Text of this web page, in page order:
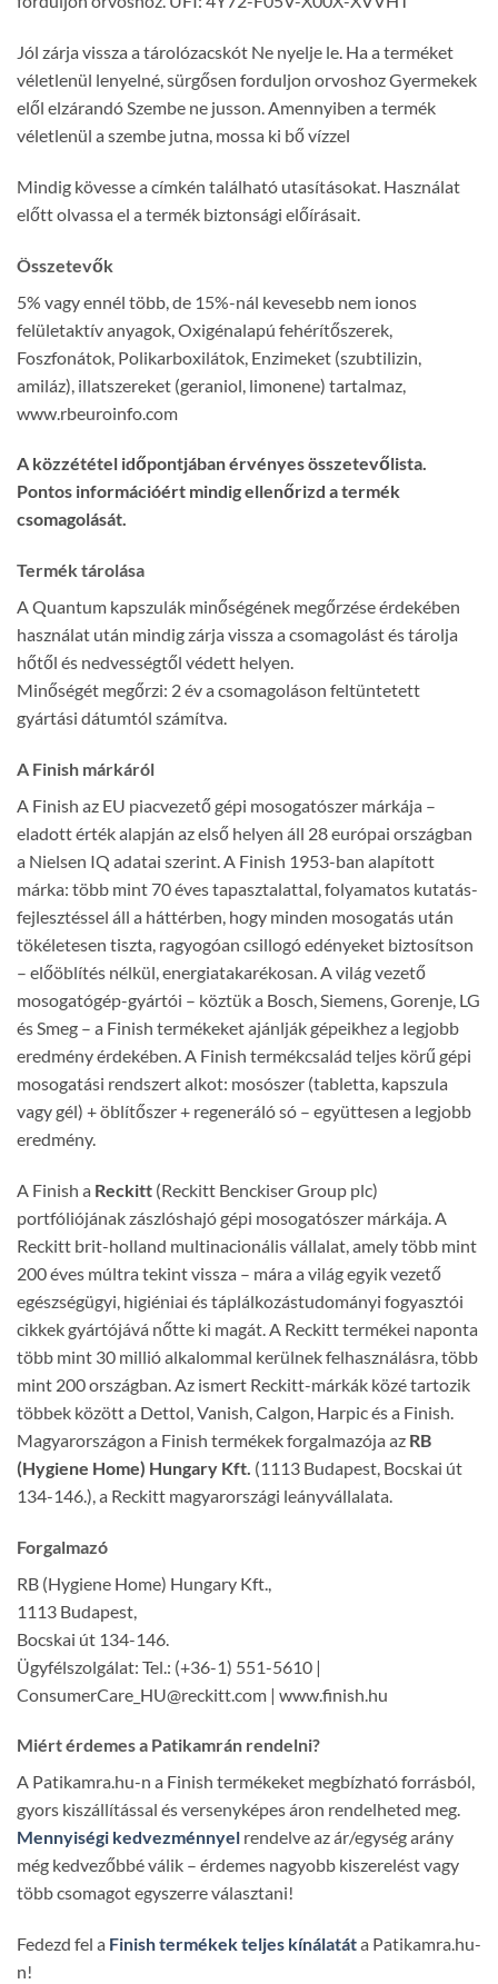
Jól zárja vissza a tárolózacskót Ne nyelje le. Ha a terméket
véletlenül lenyelné, sürgősen forduljon orvoshoz Gyermekek
elől elzárandó Szembe ne jusson. Amennyiben a termék
véletlenül a szembe jutna, mossa ki bő vízzel
Mindig kövesse a címkén található utasításokat. Használat
előtt olvassa el a termék biztonsági előírásait.
Összetevők
5% vagy ennél több, de 15%-nál kevesebb nem ionos
felületaktív anyagok, Oxigénalapú fehérítőszerek,
Foszfonátok, Polikarboxilátok, Enzimeket (szubtilizin,
amiláz), illatszereket (geraniol, limonene) tartalmaz,
www.rbeuroinfo.com
A közzététel időpontjában érvényes összetevőlista.
Pontos információért mindig ellenőrizd a termék
csomagolását.
Termék tárolása
A Quantum kapszulák minőségének megőrzése érdekében
használat után mindig zárja vissza a csomagolást és tárolja
hőtől és nedvességtől védett helyen.
Minőségét megőrzi: 2 év a csomagoláson feltüntetett
gyártási dátumtól számítva.
A Finish márkáról
A Finish az EU piacvezető gépi mosogatószer márkája –
eladott érték alapján az első helyen áll 28 európai országban
a Nielsen IQ adatai szerint. A Finish 1953-ban alapított
márka: több mint 70 éves tapasztalattal, folyamatos kutatás-
fejlesztéssel áll a háttérben, hogy minden mosogatás után
tökéletesen tiszta, ragyogóan csillogó edényeket biztosítson
– előöblítés nélkül, energiatakarékosan. A világ vezető
mosogatógép-gyártói – köztük a Bosch, Siemens, Gorenje, LG
és Smeg – a Finish termékeket ajánlják gépeikhez a legjobb
eredmény érdekében. A Finish termékcsalád teljes körű gépi
mosogatási rendszert alkot: mosószer (tabletta, kapszula
vagy gél) + öblítőszer + regeneráló só – együttesen a legjobb
eredmény.
A Finish a Reckitt (Reckitt Benckiser Group plc)
portfóliójának zászlóshajó gépi mosogatószer márkája. A
Reckitt brit-holland multinacionális vállalat, amely több mint
200 éves múltra tekint vissza – mára a világ egyik vezető
egészségügyi, higiéniai és táplálkozástudományi fogyasztói
cikkek gyártójává nőtte ki magát. A Reckitt termékei naponta
több mint 30 millió alkalommal kerülnek felhasználásra, több
mint 200 országban. Az ismert Reckitt-márkák közé tartozik
többek között a Dettol, Vanish, Calgon, Harpic és a Finish.
Magyarországon a Finish termékek forgalmazója az RB
(Hygiene Home) Hungary Kft. (1113 Budapest, Bocskai út
134-146.), a Reckitt magyarországi leányvállalata.
Forgalmazó
RB (Hygiene Home) Hungary Kft.,
1113 Budapest,
Bocskai út 134-146.
Ügyfélszolgálat: Tel.: (+36-1) 551-5610 |
ConsumerCare_HU@reckitt.com | www.finish.hu
Miért érdemes a Patikamrán rendelni?
A Patikamra.hu-n a Finish termékeket megbízható forrásból,
gyors kiszállítással és versenyképes áron rendelheted meg.
Mennyiségi kedvezménnyel rendelve az ár/egység arány
még kedvezőbbé válik – érdemes nagyobb kiszerelést vagy
több csomagot egyszerre választani!
Fedezd fel a Finish termékek teljes kínálatáta Patikamra.hu-
n!